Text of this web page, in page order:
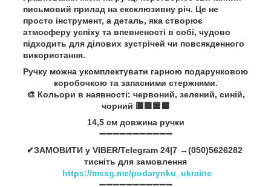
письмовий прилад на ексклюзивну річ. Це не
просто інструмент, а деталь, яка створює
атмосферу успіху та впевненості в собі, чудово
підходить для ділових зустрічей чи повсякденного
використання.
Ручку можна укомплектувати гарною подарунковою
коробочкою та запасними стержнями.
🎨 Кольори в наявності: червоний, зелений, синій,
чорний 🟥🟩🟦⬛
14,5 см довжина ручки
➖➖➖➖➖➖➖➖➖➖➖
✔ЗАМОВИТИ у VIBER/Telegram 24|7 →(050)5626282
тисніть для замовлення
https://mssg.me/podarynku_ukraine
➖➖➖➖➖➖➖➖➖➖➖